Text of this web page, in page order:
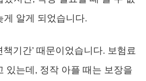
게 알게 되었습니다.
책기간’ 때문이었습니다. 보험료
있는데, 정작 아플 때는 보장을